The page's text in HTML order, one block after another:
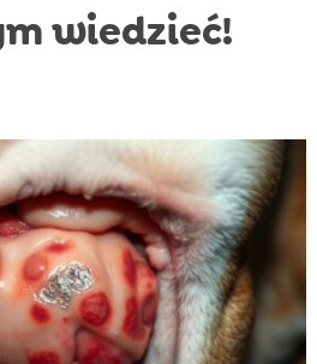
wiedzieć!